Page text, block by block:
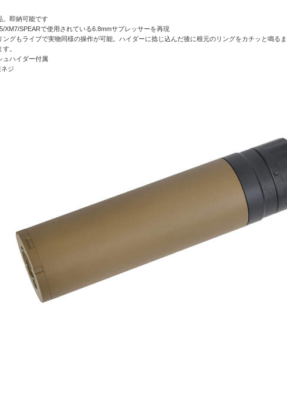
。即納可能です
XM7/SPEARで使用されている6.8mmサプレッサーを再現
ングもライブで実物同様の操作が可能。ハイダーに捻じ込んだ後に根元のリングをカチッと鳴る
。
ュハイダー付属
ジ